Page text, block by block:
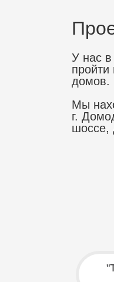
У нас
пройти
домов.
Мы
г.
шоссе,